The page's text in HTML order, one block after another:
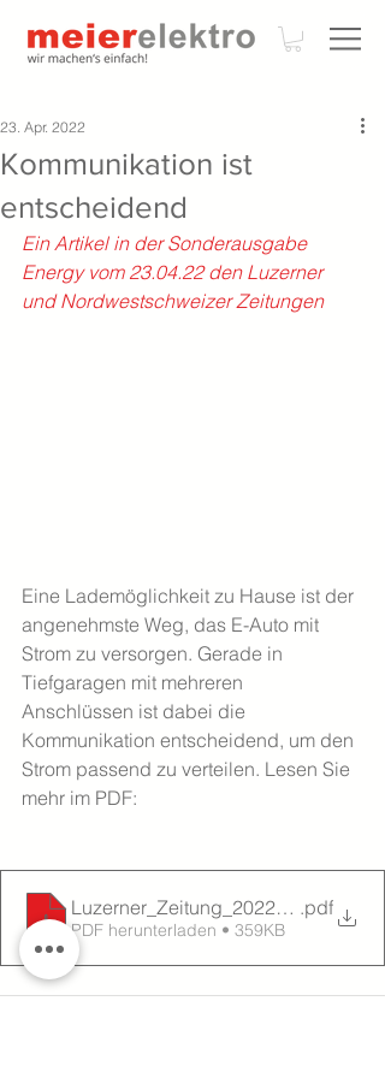
Kommunikation ist
entscheidend
23. Apr. 2022
Ein Artikel in der Sonderausgabe
Energy vom 23.04.22 den Luzerner
und Nordwestschweizer Zeitungen
Eine Lademöglichkeit zu Hause ist der
angenehmste Weg, das E-Auto mit
Strom zu versorgen. Gerade in
Tiefgaragen mit mehreren
Anschlüssen ist dabei die
Kommunikation entscheidend, um den
Strom passend zu verteilen. Lesen Sie
mehr im PDF:
.pdf
PDF herunterladen • 359KB